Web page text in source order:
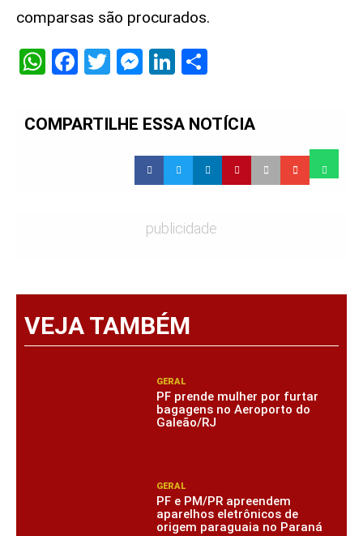
comparsas são procurados.
WhatsApp
Facebook
Twitter
Messenger
LinkedIn
COMPARTILHE ESSA NOTÍCIA
publicidade
VEJA TAMBÉM
GERAL
PF prende mulher por furtar
bagagens no Aeroporto do
Galeão/RJ
GERAL
PF e PM/PR apreendem
aparelhos eletrônicos de
origem paraguaia no Paraná